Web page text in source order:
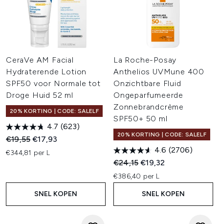
CeraVe AM Facial
Hydraterende Lotion
SPF50 voor Normale tot
Droge Huid 52 ml
20% KORTING | CODE: SALELF
4.7 (623)
Recommended Retail Price:
€19,55Huidige prijs:
€17,93
€344,81 per L
SNEL KOPEN
La Roche-Posay
Anthelios UVMune 400
Onzichtbare Fluid
Ongeparfumeerde
Zonnebrandcrème
SPF50+ 50 ml
20% KORTING | CODE: SALELF
4.6 (2706)
Recommended Retail Price:
€24,15Huidige prijs:
€19,32
€386,40 per L
SNEL KOPEN